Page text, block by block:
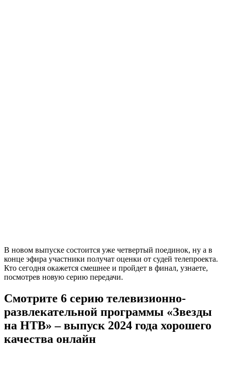
В новом выпуске состоится уже четвертый поединок, ну а в
конце эфира участники получат оценки от судей телепроекта.
Кто сегодня окажется смешнее и пройдет в финал, узнаете,
посмотрев новую серию передачи.
Смотрите 6 серию телевизионно-
развлекательной программы «Звезды
на НТВ» – выпуск 2024 года хорошего
качества онлайн